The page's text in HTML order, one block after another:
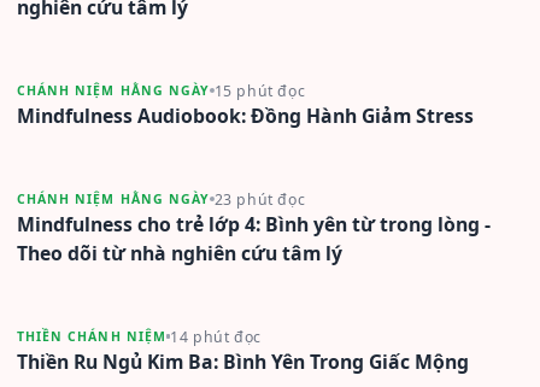
nghiên cứu tâm lý
CHÁNH NIỆM HẰNG NGÀY 15 phút đọc
Mindfulness Audiobook: Đồng Hành Giảm Stress
CHÁNH NIỆM HẰNG NGÀY 23 phút đọc
Mindfulness cho trẻ lớp 4: Bình yên từ trong lòng -
Theo dõi từ nhà nghiên cứu tâm lý
THIỀN CHÁNH NIỆM 14 phút đọc
Thiền Ru Ngủ Kim Ba: Bình Yên Trong Giấc Mộng